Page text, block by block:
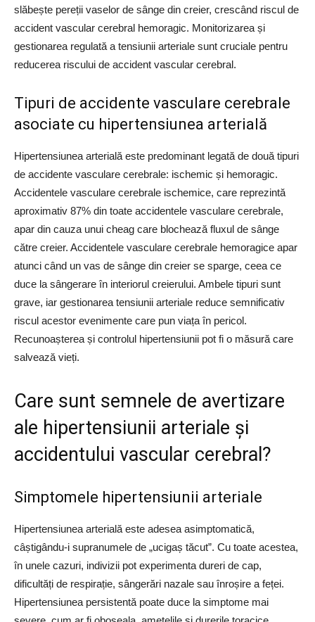
slăbește pereții vaselor de sânge din creier, crescând riscul de
accident vascular cerebral hemoragic. Monitorizarea și
gestionarea regulată a tensiunii arteriale sunt cruciale pentru
reducerea riscului de accident vascular cerebral.
Tipuri de accidente vasculare cerebrale
asociate cu hipertensiunea arterială
Hipertensiunea arterială este predominant legată de două tipuri
de accidente vasculare cerebrale: ischemic și hemoragic.
Accidentele vasculare cerebrale ischemice, care reprezintă
aproximativ 87% din toate accidentele vasculare cerebrale,
apar din cauza unui cheag care blochează fluxul de sânge
către creier. Accidentele vasculare cerebrale hemoragice apar
atunci când un vas de sânge din creier se sparge, ceea ce
duce la sângerare în interiorul creierului. Ambele tipuri sunt
grave, iar gestionarea tensiunii arteriale reduce semnificativ
riscul acestor evenimente care pun viața în pericol.
Recunoașterea și controlul hipertensiunii pot fi o măsură care
salvează vieți.
Care sunt semnele de avertizare
ale hipertensiunii arteriale și
accidentului vascular cerebral?
Simptomele hipertensiunii arteriale
Hipertensiunea arterială este adesea asimptomatică,
câștigându-i supranumele de „ucigaș tăcut”. Cu toate acestea,
în unele cazuri, indivizii pot experimenta dureri de cap,
dificultăți de respirație, sângerări nazale sau înroșire a feței.
Hipertensiunea persistentă poate duce la simptome mai